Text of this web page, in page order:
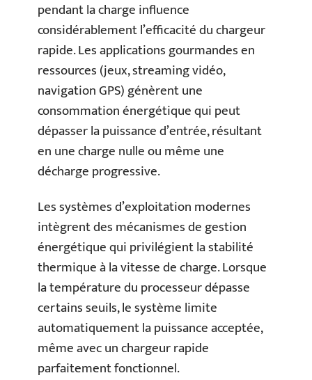
pendant la charge influence
considérablement l’efficacité du chargeur
rapide. Les applications gourmandes en
ressources (jeux, streaming vidéo,
navigation GPS) génèrent une
consommation énergétique qui peut
dépasser la puissance d’entrée, résultant
en une charge nulle ou même une
décharge progressive.
Les systèmes d’exploitation modernes
intègrent des mécanismes de gestion
énergétique qui privilégient la stabilité
thermique à la vitesse de charge. Lorsque
la température du processeur dépasse
certains seuils, le système limite
automatiquement la puissance acceptée,
même avec un chargeur rapide
parfaitement fonctionnel.